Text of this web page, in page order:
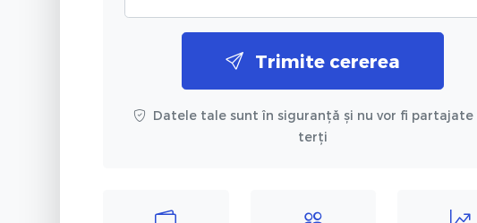
Trimite cererea
Datele tale sunt în siguranță și nu vor fi partajate
terți